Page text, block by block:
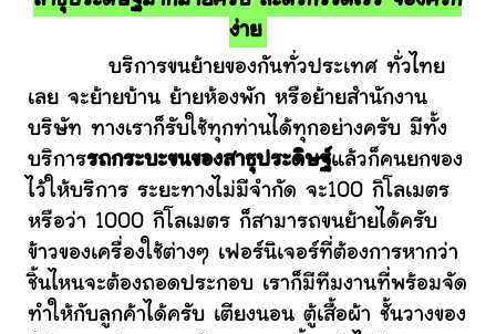
ง่าย
บริการขนย้ายของกันทั่วประเทศ ทั่วไทย
เลย จะย้ายบ้าน ย้ายห้องพัก หรือย้ายสำนักงาน
บริษัท ทางเราก็รับใช้ทุกท่านได้ทุกอย่างครับ มีทั้ง
บริการรถกระบะขนของสาธุประดิษฐ์แล้วก็คนยกของ
ไว้ให้บริการ ระยะทางไม่มีจำกัด จะ100 กิโลเมตร
หรือว่า 1000 กิโลเมตร ก็สามารถขนย้ายได้ครับ
ข้าวของเครื่องใช้ต่างๆ เฟอร์นิเจอร์ที่ต้องการหากว่า
ชิ้นไหนจะต้องถอดประกอบ เราก็มีทีมงานที่พร้อมจัด
ทำให้กับลูกค้าได้ครับ เตียงนอน ตู้เสื้อผ้า ชั้นวางของ